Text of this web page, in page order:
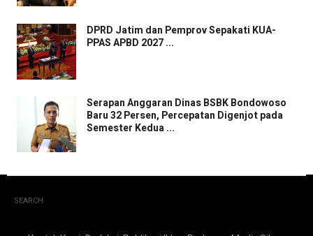
DPRD Jatim dan Pemprov Sepakati KUA-
PPAS APBD 2027 ...
Serapan Anggaran Dinas BSBK Bondowoso
Baru 32 Persen, Percepatan Digenjot pada
Semester Kedua ...
SEARCH